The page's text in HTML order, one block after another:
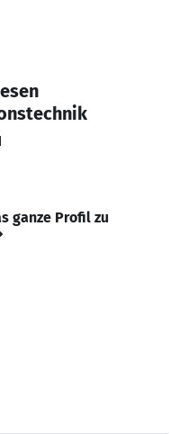
ganze Profil zu